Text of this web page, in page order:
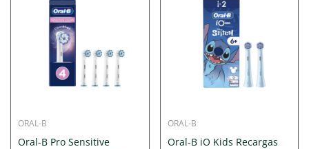
ORAL-B
Oral-B Pro Sensitive
ORAL-B
Oral-B iO Kids Recargas